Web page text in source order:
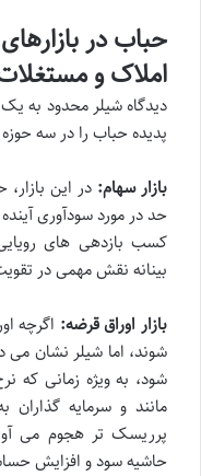
حباب در
املاک و
دیدگاه شیلر محدود به
پدیده حباب را در سه
بازار سهام: در این
حد در مورد سودآوری
کسب بازدهی های
بینانه نقش مهمی در
بازار اوراق قرضه: اگرچه
شوند، اما شیلر نشان می
شود، به ویژه زمانی که
مانند و سرمایه گذاران
پرریسک تر هجوم می
حاشیه سود و افزایش